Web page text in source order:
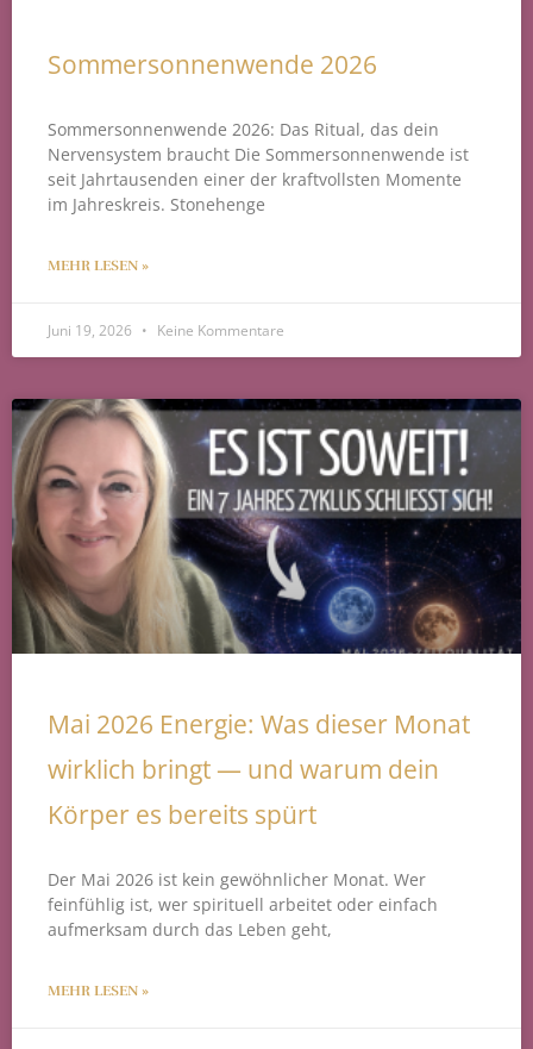
Sommersonnenwende 2026
Sommersonnenwende 2026: Das Ritual, das dein
Nervensystem braucht Die Sommersonnenwende ist
seit Jahrtausenden einer der kraftvollsten Momente
im Jahreskreis. Stonehenge
MEHR LESEN »
Juni 19, 2026 Keine Kommentare
Mai 2026 Energie: Was dieser Monat
wirklich bringt — und warum dein
Körper es bereits spürt
Der Mai 2026 ist kein gewöhnlicher Monat. Wer
feinfühlig ist, wer spirituell arbeitet oder einfach
aufmerksam durch das Leben geht,
MEHR LESEN »